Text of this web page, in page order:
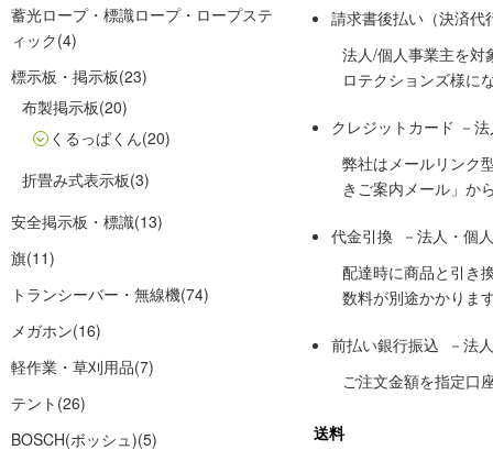
蓄光ロープ・標識ロープ・ロープステ
ィック(4)
標示板・掲示板(23)
布製掲示板(20)
くるっぱくん(20)
折畳み式表示板(3)
安全掲示板・標識(13)
旗(11)
トランシーバー・無線機(74)
メガホン(16)
軽作業・草刈用品(7)
テント (26)
BOSCH(ボッシュ)(5)
請求書後払い（決済代
法人/個人事業主を対
ロテクションズ様に
クレジットカード －
弊社はメールリンク
きご案内メール」か
代金引換 －法人・個
配達時に商品と引き
数料が別途かかりま
前払い銀行振込 －法
ご注文金額を指定口
送料